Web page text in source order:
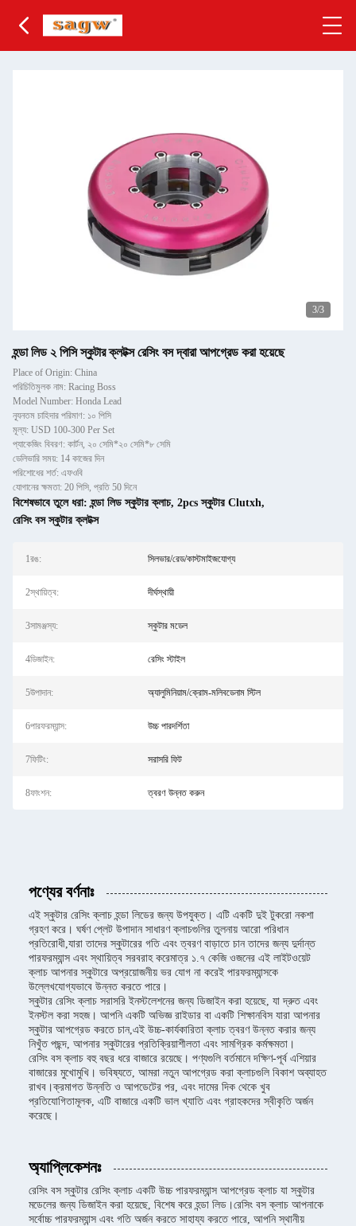
3/3
হন্ডা লিড ২ পিসি স্কুটার ক্লটক্স রেসিং বস দ্বারা আপগ্রেড করা হয়েছে
Place of Origin: China
পরিচিতিমুলক নাম: Racing Boss
Model Number: Honda Lead
ন্যূনতম চাহিদার পরিমাণ: ১০ পিসি
মূল্য: USD 100-300 Per Set
প্যাকেজিং বিবরণ: কার্টন, ২০ সেমি*২০ সেমি*৮ সেমি
ডেলিভারি সময়: 14 কাজের দিন
পরিশোধের শর্ত: এফওবি
যোগানের ক্ষমতা: 20 পিসি, প্রতি 50 দিনে
বিশেষভাবে তুলে ধরা:হন্ডা লিড স্কুটার ক্লাচ, 2pcs স্কুটার Clutxh,
রেসিং বস স্কুটার ক্লটক্স
1রঙ: সিলভার/রেড/কাস্টমাইজযোগ্য
2স্থায়িত্ব: দীর্ঘস্থায়ী
3সামঞ্জস্য: স্কুটার মডেল
4ডিজাইন: রেসিং স্টাইল
5উপাদান: অ্যালুমিনিয়াম/ক্রোম-মলিবডেনাম স্টিল
6পারফরম্যান্স: উচ্চ পারদর্শিতা
7ফিটিং: সরাসরি ফিট
8ফাংশন: ত্বরণ উন্নত করুন
পণ্যের বর্ণনাঃ
এই স্কুটার রেসিং ক্লাচ হন্ডা লিডের জন্য উপযুক্ত। এটি একটি দুই টুকরো নকশা
গ্রহণ করে। ঘর্ষণ প্লেট উপাদান সাধারণ ক্লাচগুলির তুলনায় আরো পরিধান
প্রতিরোধী,যারা তাদের স্কুটারের গতি এবং ত্বরণ বাড়াতে চান তাদের জন্য দুর্দান্ত
পারফরম্যান্স এবং স্থায়িত্ব সরবরাহ করেমাত্র ১.৭ কেজি ওজনের এই লাইটওয়েট
ক্লাচ আপনার স্কুটারে অপ্রয়োজনীয় ভর যোগ না করেই পারফরম্যান্সকে
উল্লেখযোগ্যভাবে উন্নত করতে পারে।
স্কুটার রেসিং ক্লাচ সরাসরি ইনস্টলেশনের জন্য ডিজাইন করা হয়েছে, যা দ্রুত এবং
ইনস্টল করা সহজ। আপনি একটি অভিজ্ঞ রাইডার বা একটি শিক্ষানবিস যারা আপনার
স্কুটার আপগ্রেড করতে চান,এই উচ্চ-কার্যকারিতা ক্লাচ ত্বরণ উন্নত করার জন্য
নিখুঁত পছন্দ, আপনার স্কুটারের প্রতিক্রিয়াশীলতা এবং সামগ্রিক কর্মক্ষমতা।
রেসিং বস ক্লাচ বহু বছর ধরে বাজারে রয়েছে। পণ্যগুলি বর্তমানে দক্ষিণ-পূর্ব এশিয়ার
বাজারের মুখোমুখি। ভবিষ্যতে, আমরা নতুন আপগ্রেড করা ক্লাচগুলি বিকাশ অব্যাহত
রাখব।ক্রমাগত উন্নতি ও আপডেটের পর, এবং দামের দিক থেকে খুব
প্রতিযোগিতামূলক, এটি বাজারে একটি ভাল খ্যাতি এবং গ্রাহকদের স্বীকৃতি অর্জন
করেছে।
অ্যাপ্লিকেশনঃ
রেসিং বস স্কুটার রেসিং ক্লাচ একটি উচ্চ পারফরম্যান্স আপগ্রেড ক্লাচ যা স্কুটার
মডেলের জন্য ডিজাইন করা হয়েছে, বিশেষ করে হন্ডা লিড।রেসিং বস ক্লাচ আপনাকে
সর্বোচ্চ পারফরম্যান্স এবং গতি অর্জন করতে সাহায্য করতে পারে, আপনি স্থানীয়